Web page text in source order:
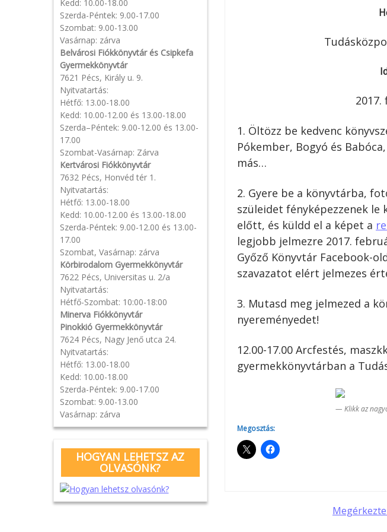
Minerva
Kedd: 10.00-18.00
Szerda-Péntek: 9.00-17.00
Szombat: 9.00-13.00
Vasárnap: zárva
Belvárosi Fiókkönyvtár és Csipkefa
Gyermekkönyvtár
7621 Pécs, Király u. 9.
Nyitvatartás:
Hétfő: 13.00-18.00
Kedd: 10.00-12.00 és 13.00-18.00
Szerda–Péntek: 9.00-12.00 és 13.00-
17.00
Szombat-Vasárnap: Zárva
Kertvárosi Fiókkönyvtár
7632 Pécs, Honvéd tér 1.
Nyitvatartás:
Hétfő: 13.00-18.00
Kedd: 10.00-12.00 és 13.00-18.00
Szerda-Péntek: 9.00-12.00 és 13.00-
17.00
Szombat, Vasárnap: zárva
Körbirodalom Gyermekkönyvtár
7622 Pécs, Universitas u. 2/a
Nyitvatartás:
Hétfő-Szombat: 10:00-18:00
Minerva Fiókkönyvtár
Pinokkió Gyermekkönyvtár
7624 Pécs, Nagy Jenő utca 24.
Nyitvatartás:
Hétfő: 13.00-18.00
Kedd: 10.00-18.00
Szerda-Péntek: 9.00-17.00
Szombat: 9.00-13.00
Vasárnap: zárva
HOGYAN LEHETSZ AZ
OLVASÓNK?
2017.
1. Öltözz be kedvenc
Pókember, Bogyó és
más…
2. Gyere be a könyvtárba,
szüleidet fényképezzenek le
előtt, és küldd el a képet a
legjobb jelmezre 2017.
Győző Könyvtár Facebook-
szavazatot elért jelmezes
3. Mutasd meg jelmezed a
nyereményedet!
12.00-17.00 Arcfestés,
gyermekkönyvtárban a
— Klikk az
Megosztás: